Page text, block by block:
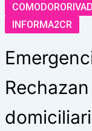
INFORMA2CR